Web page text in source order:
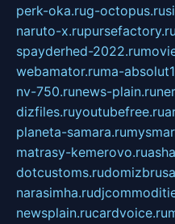
perk-oka.rug-octopus.ru
naruto-x.rupursefactory.ru
spayderhed-2022.ru
webamator.ruma-
nv-750.runews-plain.ru
dizfiles.ruyoutubefree.ru
planeta-samara.ru
matrasy-kemerovo.ru
dotcustoms.ru
narasimha.ru
newsplain.rucardvoice.ru